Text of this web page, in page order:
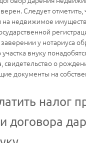
Следует отметить,
на недвижимое
у нотариуса
внуку
свидетельство о
документы на
налог
договора